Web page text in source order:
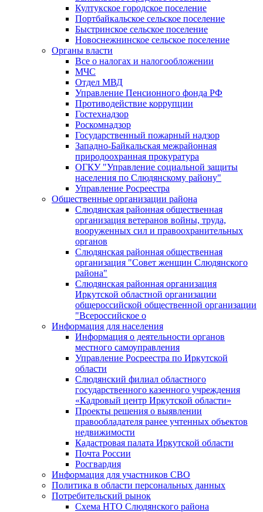
Култукское городское поселение
Портбайкальское сельское поселение
Быстринское сельское поселение
Новоснежнинское сельское поселение
Органы власти
Все о налогах и налогообложении
МЧС
Отдел МВД
Управление Пенсионного фонда РФ
Противодействие коррупции
Гостехнадзор
Роскомнадзор
Государственный пожарный надзор
Западно-Байкальская межрайонная
природоохранная прокуратура
ОГКУ "Управление социальной защиты
населения по Слюдянскому району"
Управление Росреестра
Общественные организации района
Слюдянская районная общественная
организация ветеранов войны, труда,
вооруженных сил и правоохранительных
органов
Слюдянская районная общественная
организация "Совет женщин Слюдянского
района"
Слюдянская районная организация
Иркутской областной организации
общероссийской общественной организации
"Всероссийское о
Информация для населения
Информация о деятельности органов
местного самоуправления
Управление Росреестра по Иркутской
области
Слюдянский филиал областного
государственного казенного учреждения
«Кадровый центр Иркутской области»
Проекты решения о выявлении
правообладателя ранее учтенных объектов
недвижимости
Кадастровая палата Иркутской области
Почта России
Росгвардия
Информация для участников СВО
Политика в области персональных данных
Потребительский рынок
Схема НТО Слюдянского района